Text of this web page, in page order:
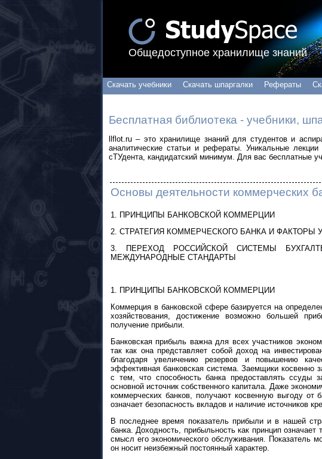
Общедоступное хранилище знаний
Скачать учебники Скачать шпаргалки Рефераты
Бесплатная библиотека - учебники,
llflot.ru – это хранилище знаний для студентов и
аналитические статьи и рефераты. Уникальные
сТУдента, кандидатский минимум. Для вас бесплатные
Основы деятельности коммерческих
1. ПРИНЦИПЫ БАНКОВСКОЙ КОММЕРЦИИ
2. СТРАТЕГИЯ КОММЕРЧЕСКОГО БАНКА И ФАКТОРЫ
3. ПЕРЕХОД РОССИЙСКОЙ СИСТЕМЫ
МЕЖДУНАРОДНЫЕ СТАНДАРТЫ
1. ПРИНЦИПЫ БАНКОВСКОЙ КОММЕРЦИИ
Коммерция в банковской сфере базируется на
хозяйствования, достижение возможно большей
получение прибыли.
Банковская прибыль важна для всех участников
так как она представляет собой доход на
благодаря увеличению резервов и повышению
эффективная банковская система. Заемщики косвенно
с тем, что способность банка предоставлять ссуды
основной источник собственного капитала. Даже
коммерческих банков, получают косвенную выгоду от
означает безопасность вкладов и наличие источников
В последнее время показатель прибыли и в нашей
банка. Доходность, прибыльность как принцип
смысл его экономического обслуживания. Показатель
он носит неизбежный постоянный характер.